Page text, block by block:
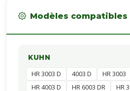
Modèles compatibles
KUHN
HR 3003 D 4003 D HR 3003
HR 4003 D
HR 6003 DR HR